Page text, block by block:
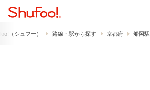
（シュフー） 路線・駅から探す 京都府 船岡駅